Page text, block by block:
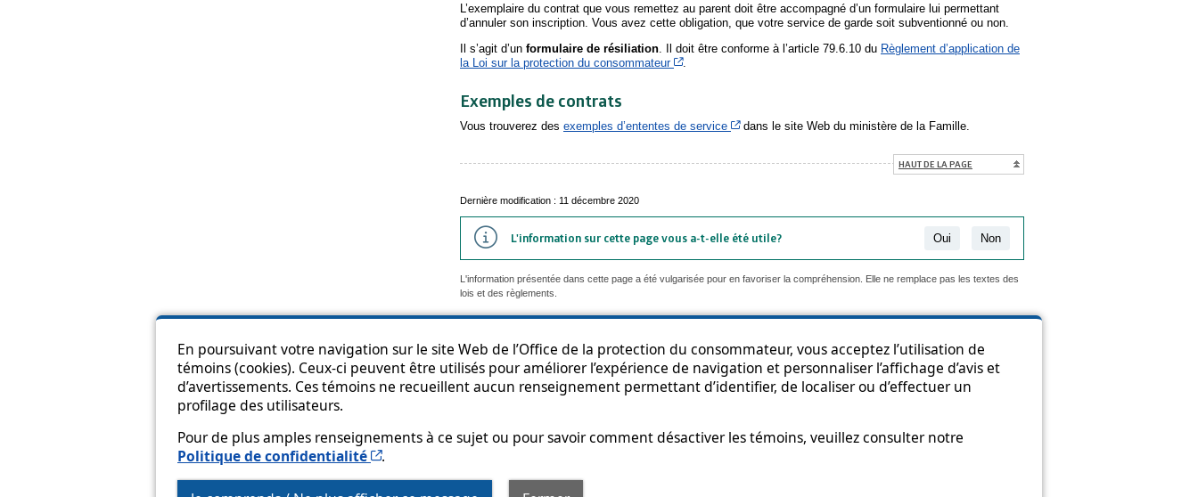
En poursuivant votre navigation sur le site Web de l’Office de la protection du consommateur, vous acceptez l’utilisation de
témoins (cookies). Ceux-ci peuvent être utilisés pour améliorer l’expérience de navigation et personnaliser l’affichage d’avis et
d’avertissements. Ces témoins ne recueillent aucun renseignement permettant d’identifier, de localiser ou d’effectuer un
profilage des utilisateurs.
Pour de plus amples renseignements à ce sujet ou pour savoir comment désactiver les témoins, veuillez consulter notre
Politique de confidentialité
Cet hyperlien s’ouvrira dans une nouvelle fenêtre
.
L’exemplaire du contrat que vous remettez au parent doit être accompagné d’un formulaire lui permettant
d’annuler son inscription. Vous avez cette obligation, que votre service de garde soit subventionné ou non.
Il s’agit d’un formulaire de résiliation. Il doit être conforme à l’article 79.6.10 du Règlement d’application de
la Loi sur la protection du consommateur
Cet hyperlien s’ouvrira dans une nouvelle fenêtre
.
Exemples de contrats
Vous trouverez des exemples d’ententes de service Cet hyperlien s’ouvrira dans une nouvelle fenêtre
dans le site Web du ministère de la Famille.
HAUT DE LA PAGE
Dernière modification : 11 décembre 2020
L'information sur cette page vous a-t-elle été utile? Oui Non
L'information présentée dans cette page a été vulgarisée pour en favoriser la compréhension. Elle ne remplace pas les textes des
lois et des règlements.
Plan du site Accessibilité Politique de confidentialité Diffusion de l'information